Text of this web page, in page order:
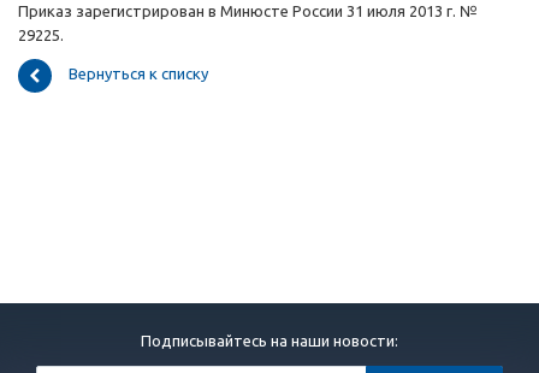
Приказ зарегистрирован в Минюсте России 31 июля 2013 г. №
29225.
Вернуться к списку
Подписывайтесь на наши новости: